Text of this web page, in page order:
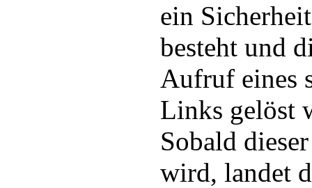
ein
besteht und
Aufruf eines
Links gelöst
Sobald
wird, landet